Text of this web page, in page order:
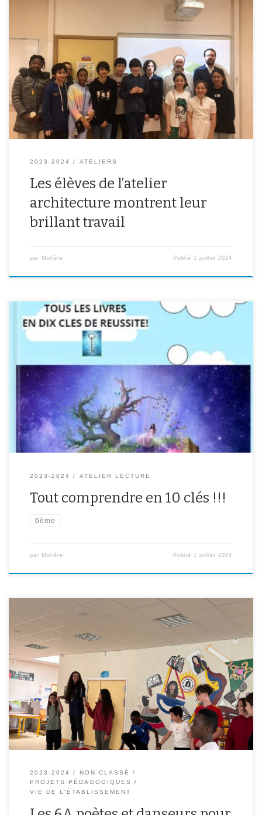
Les élèves participant à l’atelier architecture, encadré par M.
Mercier, ont montré leur travail réalisé tout au long de l’année lors
d’une restitution finale. Vous pouvez observer leurs productions à
la suite de cet article.Bravo à eux et à leur professeur ! Le travail
de Pol, en 4ème : Le […]
2023-2024 ATELIERS
Les élèves de l’atelier
architecture montrent leur
brillant travail
par Molière Publié 1 juillet 2024
Les élèves de l’Atelier lecture se sont mis en quatre pour partager
leur savoir-faire ! Ils vous expliquent tout ce que vous devez savoir
pour bien comprendre les textes en 10 clés de réussite dans leur
création originale : Méthode pour devenir lecteur expert ! Lisez-
vite et, comme eux, vous deviendrez des champions de […]
2023-2024 ATELIER LECTURE
Tout comprendre en 10 clés !!!
6ème
par Molière Publié 1 juillet 2024
Les élèves de 6A ont eu la chance de participer au dispositif « Le
livre de l’Académie ». Accompagnés par l’écrivain Bernard
Chambaz, ils ont composé un long poème collectif sur le thème
« Faire équipe ensemble ». Ils ont dû beaucoup lire, beaucoup
écrire et réécrire, faire des recherches sur les athlètes hors […]
2023-2024
NON CLASSÉ
PROJETS PÉDAGOGIQUES
VIE DE L'ÉTABLISSEMENT